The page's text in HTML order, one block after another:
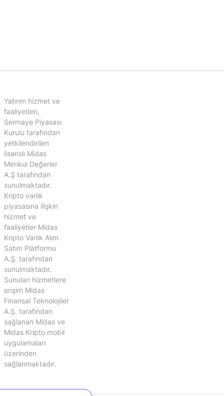
Yatırım hizmet ve
faaliyetleri,
Sermaye Piyasası
Kurulu tarafından
yetkilendirilen
lisanslı Midas
Menkul Değerler
A.Ş tarafından
sunulmaktadır.
Kripto varlık
piyasasına ilişkin
hizmet ve
faaliyetler Midas
Kripto Varlık Alım
Satım Platformu
A.Ş. tarafından
sunulmaktadır.
Sunulan hizmetlere
erişim Midas
Finansal Teknolojiler
A.Ş. tarafından
sağlanan Midas ve
Midas Kripto mobil
uygulamaları
üzerinden
sağlanmaktadır.